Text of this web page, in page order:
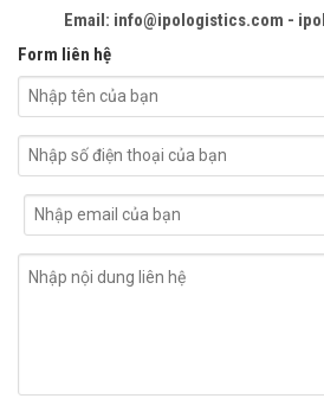
Email: info@ipologistics.com -
Form liên hệ